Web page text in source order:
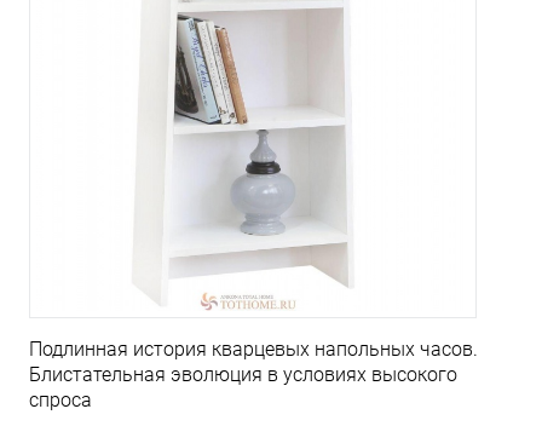
Подлинная история кварцевых напольных часов.
Блистательная эволюция в условиях высокого
спроса